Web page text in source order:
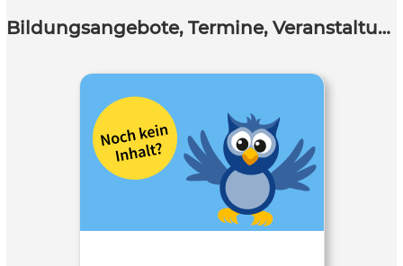
Bildungsangebote, Termine, Veranstaltungen